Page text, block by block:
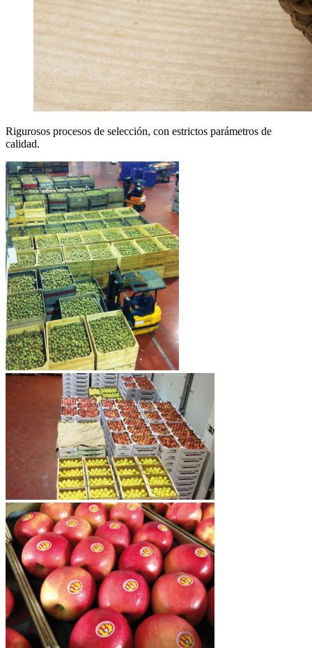
Rigurosos procesos de selección, con estrictos parámetros de
calidad.